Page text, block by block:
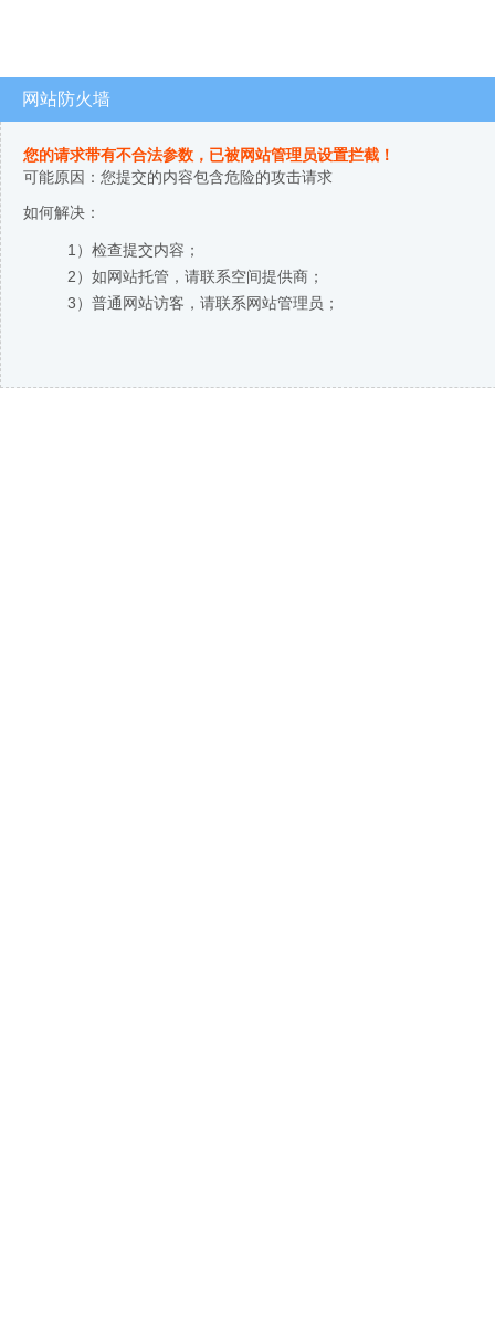
网站防火墙
您的请求带有不合法参数，已被网站管理员设置拦截！
可能原因：您提交的内容包含危险的攻击请求
如何解决：
1）检查提交内容；
2）如网站托管，请联系空间提供商；
3）普通网站访客，请联系网站管理员；